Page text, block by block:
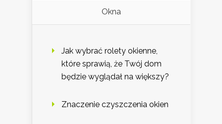
Okna
Jak wybrać rolety okienne,
które sprawią, że Twój dom
będzie wyglądał na większy?
Znaczenie czyszczenia okien